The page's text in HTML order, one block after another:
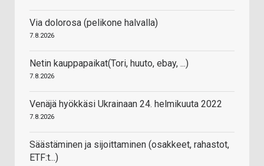
Via dolorosa (pelikone halvalla)
7.8.2026
Netin kauppapaikat(Tori, huuto, ebay, ...)
7.8.2026
Venäjä hyökkäsi Ukrainaan 24. helmikuuta 2022
7.8.2026
Säästäminen ja sijoittaminen (osakkeet, rahastot,
ETF:t...)